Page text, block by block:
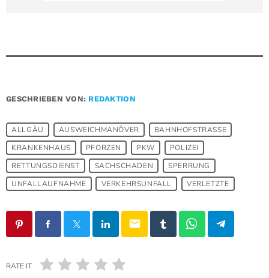
GESCHRIEBEN VON: REDAKTION
ALLGÄU AUSWEICHMANÖVER
BAHNHOFSTRASSE
KRANKENHAUS
PFORZEN PKW
POLIZEI
RETTUNGSDIENST
SACHSCHADEN
SPERRUNG
UNFALLAUFNAHME
VERKEHRSUNFALL VERLETZTE
email
RATE IT